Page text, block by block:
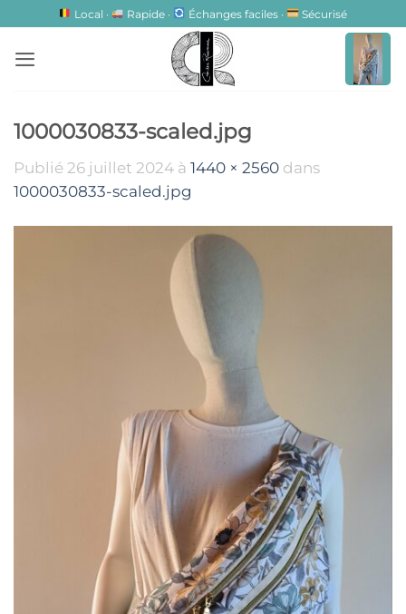
contenu
Local · Rapide · Échanges faciles · Sécurisé
1000030833-scaled.jpg
Publié 26 juillet 2024 à 1440 × 2560 dans
1000030833-scaled.jpg